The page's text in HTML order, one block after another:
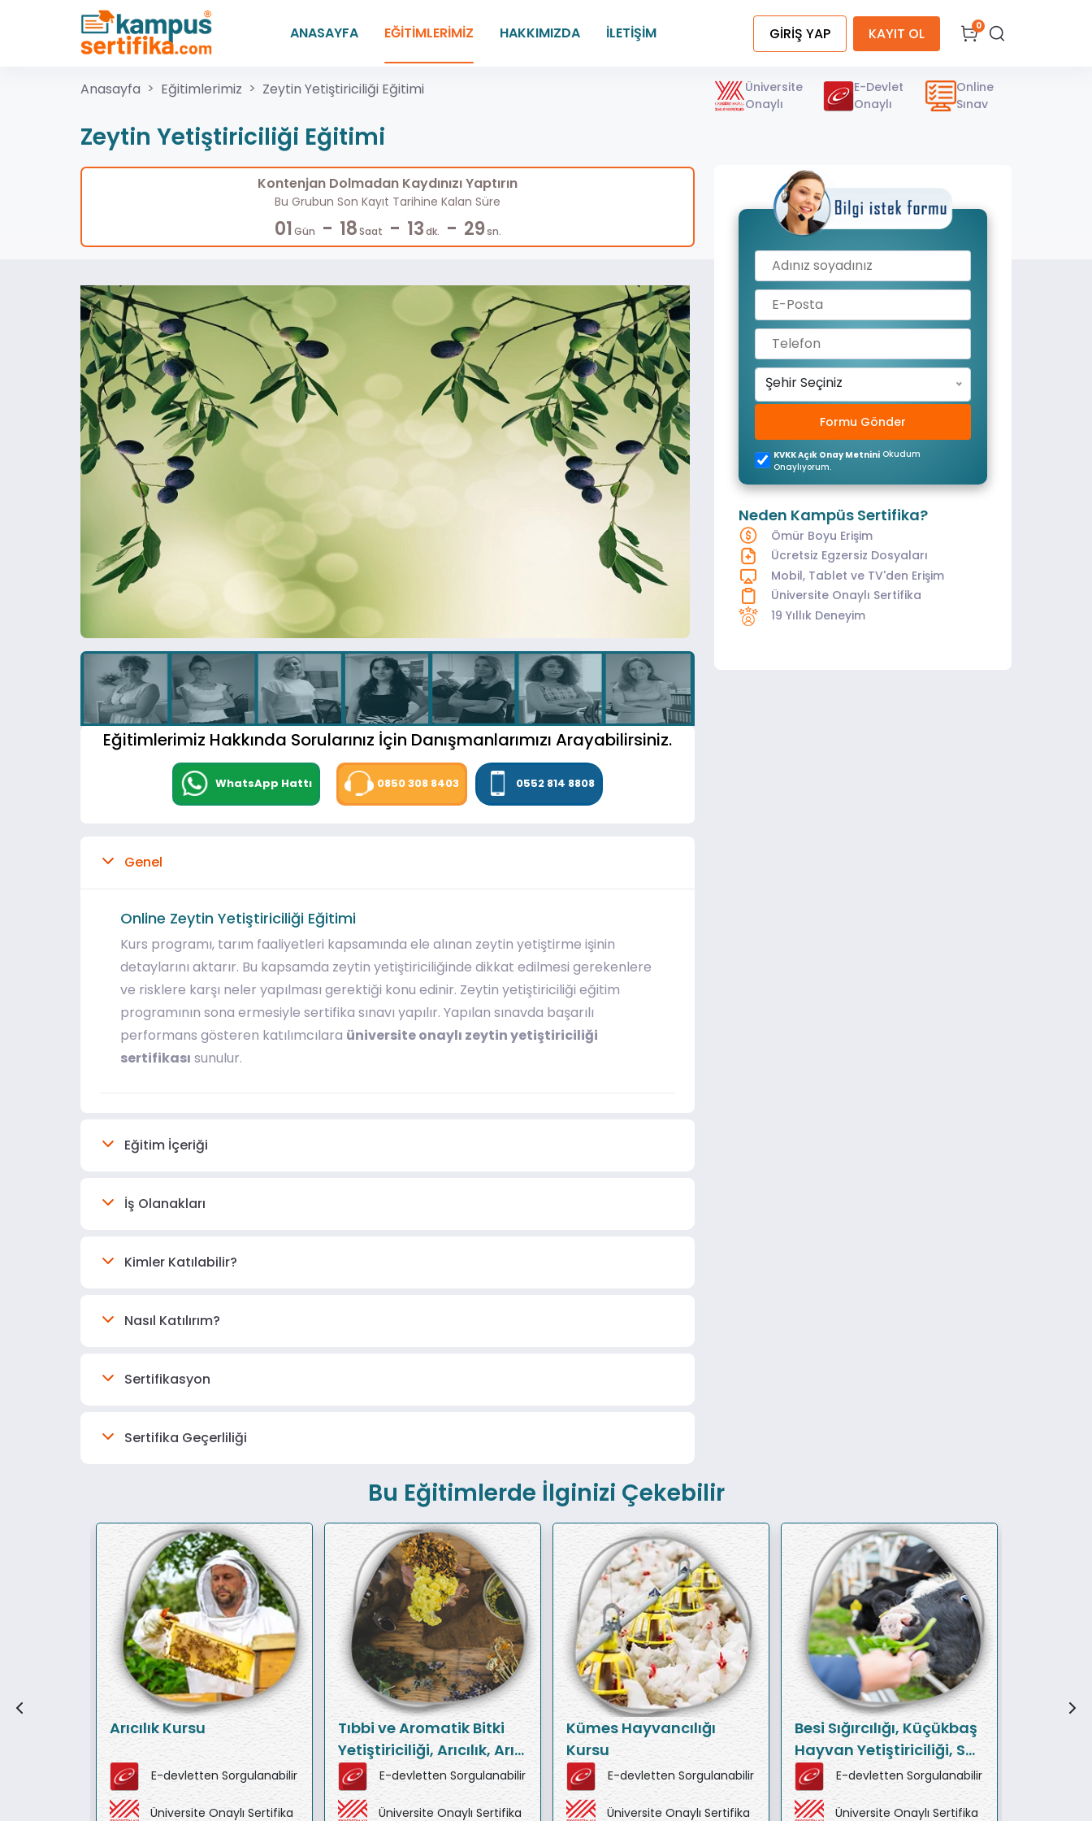
ANASAYFA EĞİTİMLERİMİZ HAKKIMIZDA İLETİŞİM GİRİŞ YAP KAYIT OL 0
Anasayfa Eğitimlerimiz Zeytin Yetiştiriciliği Eğitimi
Üniversite
Onaylı
E-Devlet
Onaylı
Online
Sınav
Zeytin Yetiştiriciliği Eğitimi
Kontenjan Dolmadan Kaydınızı Yaptırın
Bu Grubun Son Kayıt Tarihine Kalan Süre
01 Gün - 18Saat - 13dk. - 28sn.
Eğitimlerimiz Hakkında Sorularınız İçin Danışmanlarımızı Arayabilirsiniz.
WhatsApp Hattı 0850 308 8403 0552 814 8808
Genel
Online Zeytin Yetiştiriciliği Eğitimi
Kurs programı, tarım faaliyetleri kapsamında ele alınan zeytin yetiştirme işinin
detaylarını aktarır. Bu kapsamda zeytin yetiştiriciliğinde dikkat edilmesi gerekenlere
ve risklere karşı neler yapılması gerektiği konu edinir. Zeytin yetiştiriciliği eğitim
programının sona ermesiyle sertifika sınavı yapılır. Yapılan sınavda başarılı
performans gösteren katılımcılara üniversite onaylı zeytin yetiştiriciliği
sertifikası sunulur.
Eğitim İçeriği
İş Olanakları
Kimler Katılabilir?
Nasıl Katılırım?
Sertifikasyon
Sertifika Geçerliliği
Şehir Seçiniz
Formu Gönder
KVKK Açık Onay Metnini Okudum
Onaylıyorum.
Neden Kampüs Sertifika?
Ömür Boyu Erişim
Ücretsiz Egzersiz Dosyaları
Mobil, Tablet ve TV'den Erişim
Üniversite Onaylı Sertifika
19 Yıllık Deneyim
Bu Eğitimlerde İlginizi Çekebilir
Arıcılık Kursu
E-devletten Sorgulanabilir
Üniversite Onaylı Sertifika
Tıbbi ve Aromatik Bitki
Yetiştiriciliği, Arıcılık, Arı
Sütü Üretimi ve Ana Arı
Yetiştiriciliği Eğitim
Paketi
E-devletten Sorgulanabilir
Üniversite Onaylı Sertifika
Kümes Hayvancılığı
Kursu
E-devletten Sorgulanabilir
Üniversite Onaylı Sertifika
Besi Sığırcılığı, Küçükbaş
Hayvan Yetiştiriciliği, Süt
Sığırı Yetiştiriciliği Eğitim
Paketi
E-devletten Sorgulanabilir
Üniversite Onaylı Sertifika